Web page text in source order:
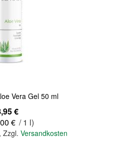
Vera Gel 50 ml
€
€ / 1 l)
, Zzgl. Versandkosten